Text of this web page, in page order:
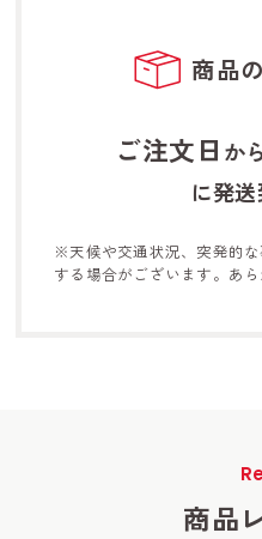
商品
ご注文日 か
に発
※天候や交通状況、突発的
する 場合がございます。あ
商品